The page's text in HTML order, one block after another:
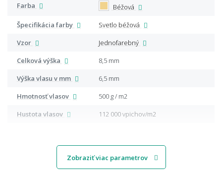
Farba
Béžová
Špecifikácia farby
Svetlo béžová
Vzor
Jednofarebný
Celková výška
8,5 mm
Výška vlasu v mm
6,5 mm
Hmotnosť vlasov
500 g / m2
Hustota vlasov
112 000 vpichov/m2
Zobraziť viac parametrov